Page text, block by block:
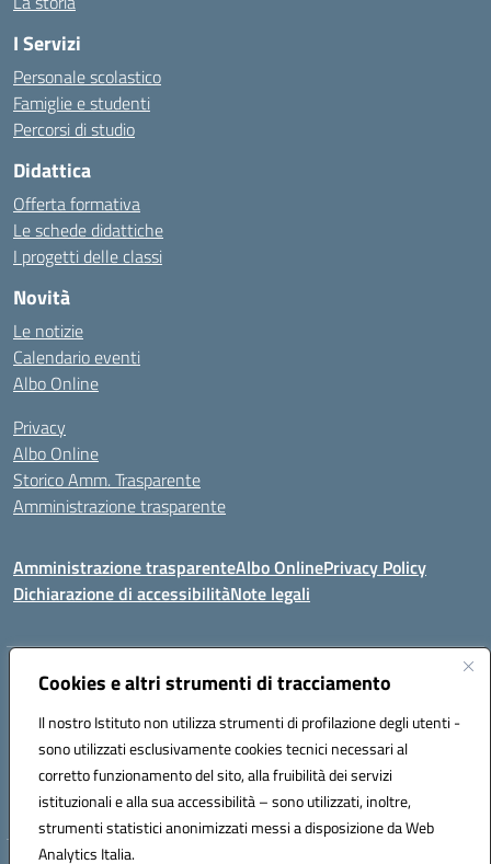
Cookies e altri strumenti di tracciamento
Il nostro Istituto non utilizza strumenti di profilazione degli utenti -
sono utilizzati esclusivamente cookies tecnici necessari al
corretto funzionamento del sito, alla fruibilità dei servizi
istituzionali e alla sua accessibilità – sono utilizzati, inoltre,
strumenti statistici anonimizzati messi a disposizione da Web
Analytics Italia.
I Servizi
Personale scolastico
Famiglie e studenti
Percorsi di studio
Didattica
Offerta formativa
Le schede didattiche
I progetti delle classi
Novità
Le notizie
Calendario eventi
Albo Online
Privacy
Albo Online
Storico Amm. Trasparente
Amministrazione trasparente
Amministrazione trasparenteAlbo OnlinePrivacy Policy
Dichiarazione di accessibilitàNote legali
Indirizzo:Via Mastelloni - Viale Colombo 71121 Foggia
Posta elettronica certificata (PEC):fgic885004@pec.istruzione.it
Codice fiscale: 94118760712
Codice meccanografico: FGIC885004